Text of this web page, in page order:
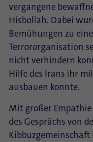
vergangene
Hisbollah. Dabei
Bemühungen zu
Terrororganisation
nicht verhindern
Hilfe des Irans ihr
ausbauen konnte.
Mit großer
des Gesprächs von
Kibbuzgemeinschaft